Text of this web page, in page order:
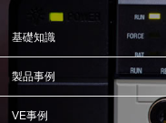
基礎知識
製品事例
VE事例